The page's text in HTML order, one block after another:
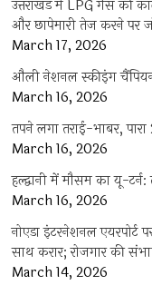
उत्तराखंड में LPG गैस की
और छापेमारी तेज करने पर
March 17, 2026
औली नेशनल स्कीइंग
March 16, 2026
तपने लगा तराई-भाबर, पारा
March 16, 2026
हल्द्वानी में मौसम का यू-
March 16, 2026
नोएडा इंटरनेशनल
साथ करार; रोजगार की
March 14, 2026